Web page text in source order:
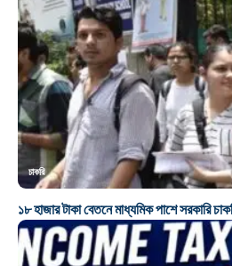
চাকরি
১৮ হাজার টাকা বেতনে মাধ্যমিক পাশে